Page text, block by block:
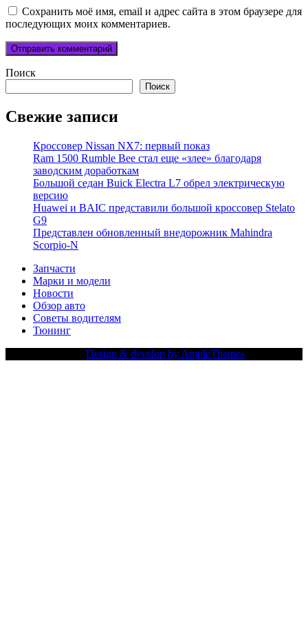
Сохранить моё имя, email и адрес сайта в этом браузере для
последующих моих комментариев.
Поиск
Поиск
Свежие записи
Кроссовер Nissan NX7: первый показ
Ram 1500 Rumble Bee стал еще «злее» благодаря
заводским доработкам
Большой седан Buick Electra L7 обрел электрическую
версию
Huawei и BAIC представили большой кроссовер Stelato
G9
Представлен обновленный внедорожник Mahindra
Scorpio-N
Запчасти
Марки и модели
Новости
Обзор авто
Советы водителям
Тюнинг
Design & develop by AmpleThemes